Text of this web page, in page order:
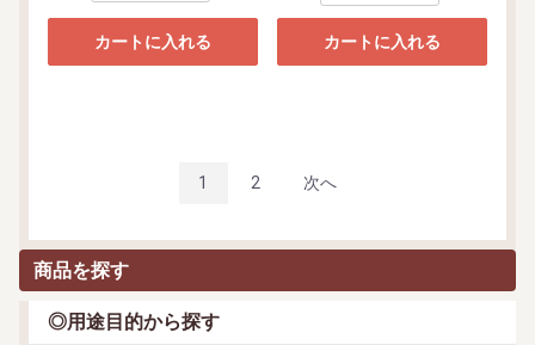
商品を探す
◎用途目的から探す
カートに入れる カートに入れる
1 2 次へ